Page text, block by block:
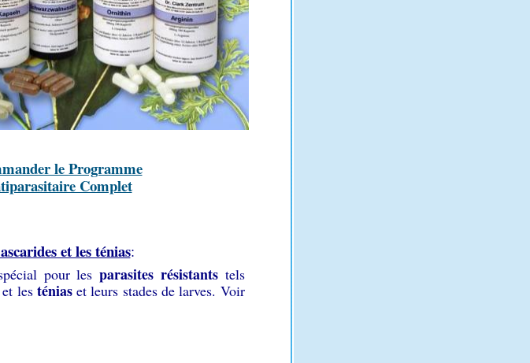
le Programme
Complet
et les ténias:
pour les parasites résistantstels
et les téniaset leurs stades de larves. Voir